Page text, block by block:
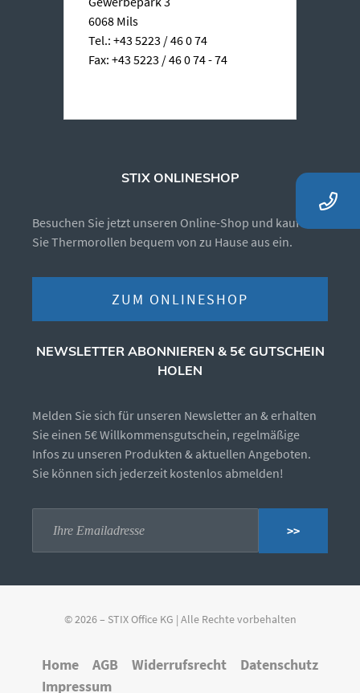
6068 Mils
Tel.: +43 5223 / 46 0 74
Fax: +43 5223 / 46 0 74 - 74
STIX ONLINESHOP
Besuchen Sie jetzt unseren Online-Shop und kaufen
Sie Thermorollen bequem von zu Hause aus ein.
ZUM ONLINESHOP
NEWSLETTER ABONNIEREN & 5€ GUTSCHEIN
HOLEN
Melden Sie sich für unseren Newsletter an & erhalten
Sie einen 5€ Willkommensgutschein, regelmäßige
Infos zu unseren Produkten & aktuellen Angeboten.
Sie können sich jederzeit kostenlos abmelden!
>>
© 2026 – STIX Office KG | Alle Rechte vorbehalten
Home AGB Widerrufsrecht
Datenschutz
Impressum